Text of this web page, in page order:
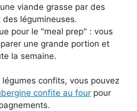
viande grasse par des
des légumineuses.
pour le "meal prep" : vous
une grande portion et
la semaine.
légumes confits, vous pouvez
confite au four pour